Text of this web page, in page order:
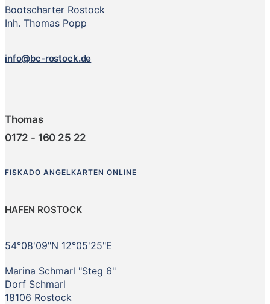
Bootscharter Rostock
Inh. Thomas Popp
info@bc-rostock.de
Thomas
0172 - 160 25 22
FISKADO ANGELKARTEN ONLINE
HAFEN ROSTOCK
54°08'09"N 12°05'25"E
Marina Schmarl "Steg 6"
Dorf Schmarl
18106 Rostock